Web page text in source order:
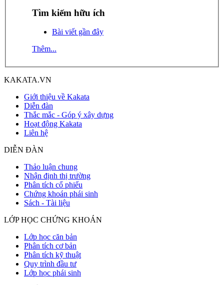
Tìm kiếm hữu ích
Bài viết gần đây
Thêm...
KAKATA.VN
Giới thiệu về Kakata
Diễn đàn
Thắc mắc - Góp ý xây dựng
Hoạt động Kakata
Liên hệ
DIỄN ĐÀN
Thảo luận chung
Nhận định thị trường
Phân tích cổ phiếu
Chứng khoán phái sinh
Sách - Tài liệu
LỚP HỌC CHỨNG KHOÁN
Lớp học căn bản
Phân tích cơ bản
Phân tích kỹ thuật
Quy trình đầu tư
Lớp học phái sinh